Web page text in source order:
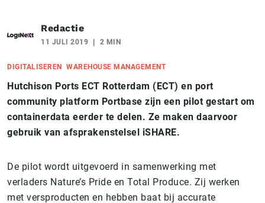
Redactie
11 JULI 2019 2 MIN
DIGITALISEREN WAREHOUSE MANAGEMENT
Hutchison Ports ECT Rotterdam (ECT) en port
community platform Portbase zijn een pilot gestart om
containerdata eerder te delen. Ze maken daarvoor
gebruik van afsprakenstelsel iSHARE.
De pilot wordt uitgevoerd in samenwerking met
verladers Nature’s Pride en Total Produce. Zij werken
met versproducten en hebben baat bij accurate